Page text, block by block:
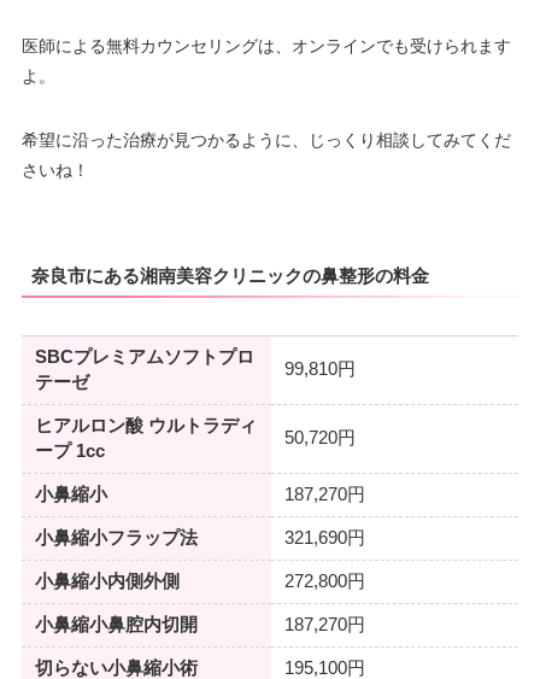
医師による無料カウンセリングは、オンラインでも受けられます
よ。
希望に沿った治療が見つかるように、じっくり相談してみてくだ
さいね！
奈良市にある湘南美容クリニックの鼻整形の料金
SBCプレミアムソフトプロ
テーゼ
99,810円
ヒアルロン酸 ウルトラディ
ープ 1cc
50,720円
小鼻縮小 187,270円
小鼻縮小フラップ法 321,690円
小鼻縮小内側外側 272,800円
小鼻縮小鼻腔内切開 187,270円
切らない小鼻縮小術 195,100円